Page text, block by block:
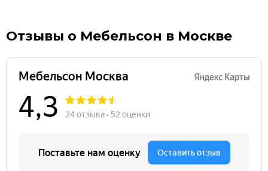
Отзывы о Мебельсон в Москве